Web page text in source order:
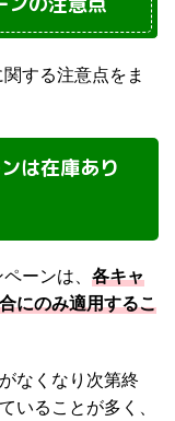
する注意点をま
は在庫あり
ーンは、 各キャ
にのみ適用するこ
なくなり次第終
いることが多く、